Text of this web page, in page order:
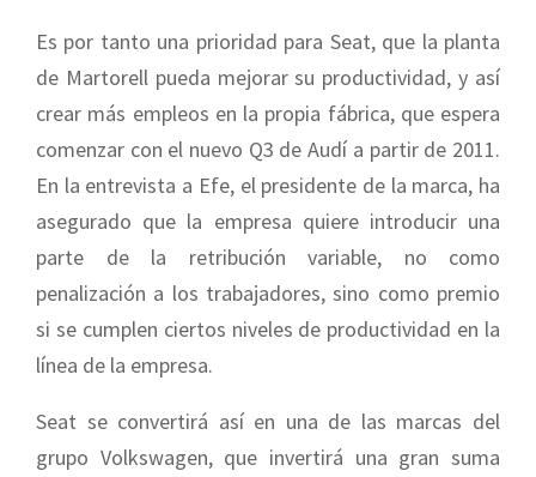
Es por tanto una prioridad para Seat, que la planta
de Martorell pueda mejorar su productividad, y así
crear más empleos en la propia fábrica, que espera
comenzar con el nuevo Q3 de Audí a partir de 2011.
En la entrevista a Efe, el presidente de la marca, ha
asegurado que la empresa quiere introducir una
parte de la retribución variable, no como
penalización a los trabajadores, sino como premio
si se cumplen ciertos niveles de productividad en la
línea de la empresa.
Seat se convertirá así en una de las marcas del
grupo Volkswagen, que invertirá una gran suma